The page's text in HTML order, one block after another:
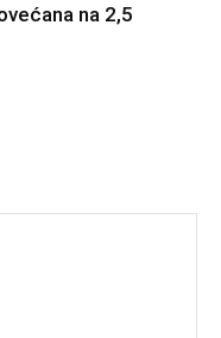
na 2,5